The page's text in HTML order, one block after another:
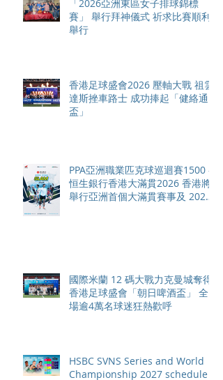
「2026亞洲東區女子排球錦標
賽」 舉行拜神儀式 祈求比賽順利
舉行
香港足球盛會2026 壓軸大戰 祖雲
達斯挫車路士 成功捧起「健絡通
盃」
PPA亞洲職業匹克球巡迴賽1500 -
恒生銀行香港大滿貫2026 香港將
舉行亞洲首個大滿貫賽事及 2026
國際米蘭 12 碼大戰力克曼城奪得
香港足球盛會「朝日啤酒盃」 全
場逾4萬名球迷狂熱歡呼
HSBC SVNS Series and World
Championship 2027 schedule